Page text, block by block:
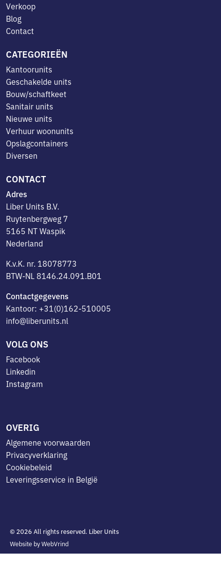
Verkoop
Blog
Contact
CATEGORIEËN
Kantoorunits
Geschakelde units
Bouw/schaftkeet
Sanitair units
Nieuwe units
Verhuur woonunits
Opslagcontainers
Diversen
CONTACT
Adres
Liber Units B.V.
Ruytenbergweg 7
5165 NT Waspik
Nederland
K.v.K. nr. 18078773
BTW-NL 8146.24.091.B01
Contactgegevens
Kantoor: +31(0)162-510005
info@liberunits.nl
VOLG ONS
Facebook
Linkedin
Instagram
OVERIG
Algemene voorwaarden
Privacyverklaring
Cookiebeleid
Leveringsservice in België
© 2026 All rights reserved. Liber Units
Website by WebVrind